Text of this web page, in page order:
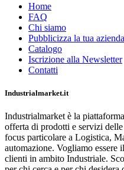
Home
FAQ
Chi siamo
Pubblicizza la tua azienda
Catalogo
Iscrizione alla Newsletter
Contatti
Industrialmarket.it
Industrialmarket è la
offerta di prodotti e servizi
focus particolare a Logistica,
automazione. Vogliamo
clienti in ambito Industriale.